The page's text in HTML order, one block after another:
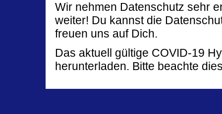
Wir nehmen Datenschutz sehr
weiter! Du kannst die
freuen uns auf Dich.
Das aktuell gültige COVID-19
herunterladen. Bitte beachte